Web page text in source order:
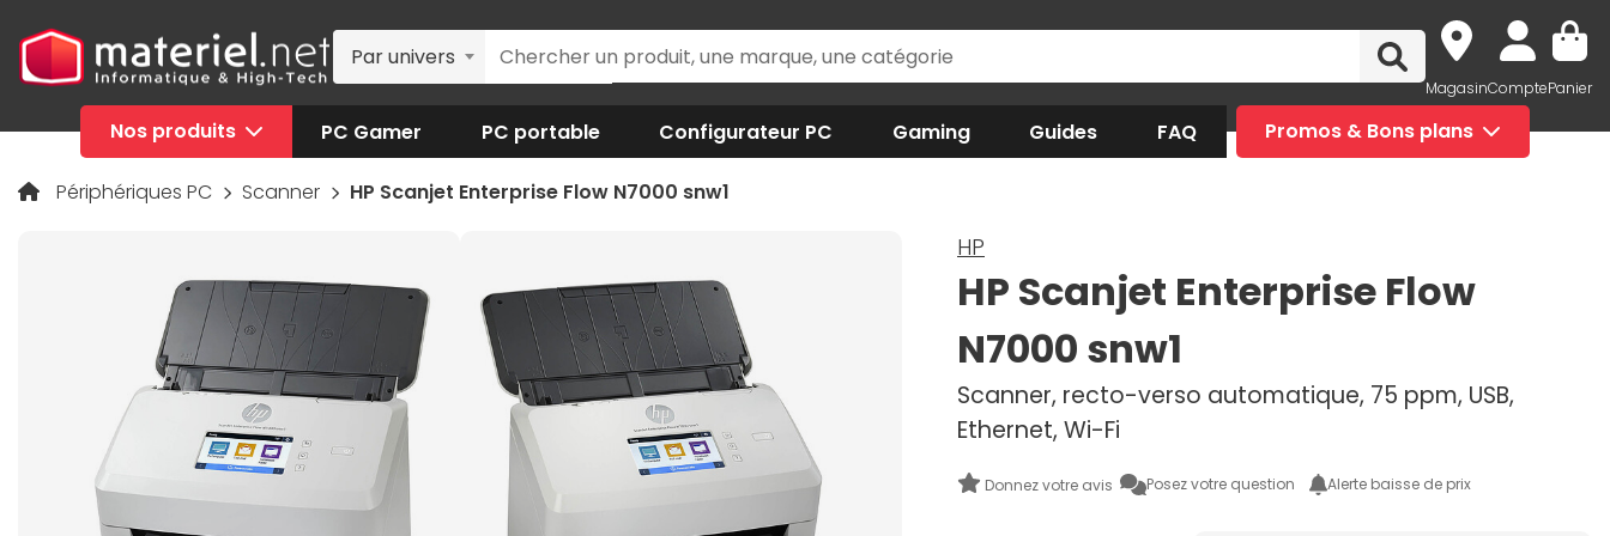
Par univers
MagasinComptePanier
Nos produits PC Gamer PC portable Configurateur PC Gaming Guides FAQ Promos & Bons plans
Périphériques PC Scanner HP Scanjet Enterprise Flow N7000 snw1
HP
HP Scanjet Enterprise Flow
N7000 snw1
Scanner, recto-verso automatique, 75 ppm, USB,
Ethernet, Wi-Fi
Donnez votre avis Posez votre question Alerte baisse de prix